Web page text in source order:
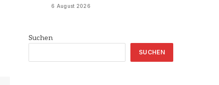
6 August 2026
Suchen
SUCHEN